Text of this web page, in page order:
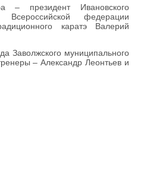
– президент Ивановского
Всероссийской федерации
каратэ Валерий
Заволжского муниципального
– Александр Леонтьев и